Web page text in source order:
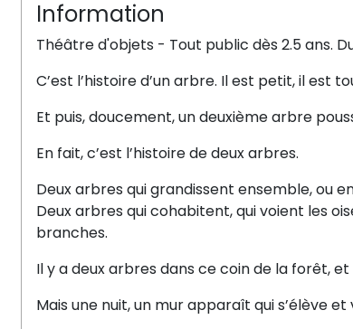
Information
Théâtre d'objets - Tout public dès 2.5 ans.
C’est l’histoire d’un arbre. Il est petit, il est
Et puis, doucement, un deuxième arbre
En fait, c’est l’histoire de deux arbres.
Deux arbres qui grandissent ensemble, ou
Deux arbres qui cohabitent, qui voient les
branches.
Il y a deux arbres dans ce coin de la forêt,
Mais une nuit, un mur apparaît qui s’élève